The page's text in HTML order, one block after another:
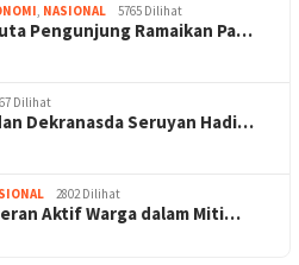
NASIONAL 5765 Dilihat
Pengunjung Ramaikan Pa…
Dilihat
Dekranasda Seruyan Hadi…
2802 Dilihat
Aktif Warga dalam Miti…